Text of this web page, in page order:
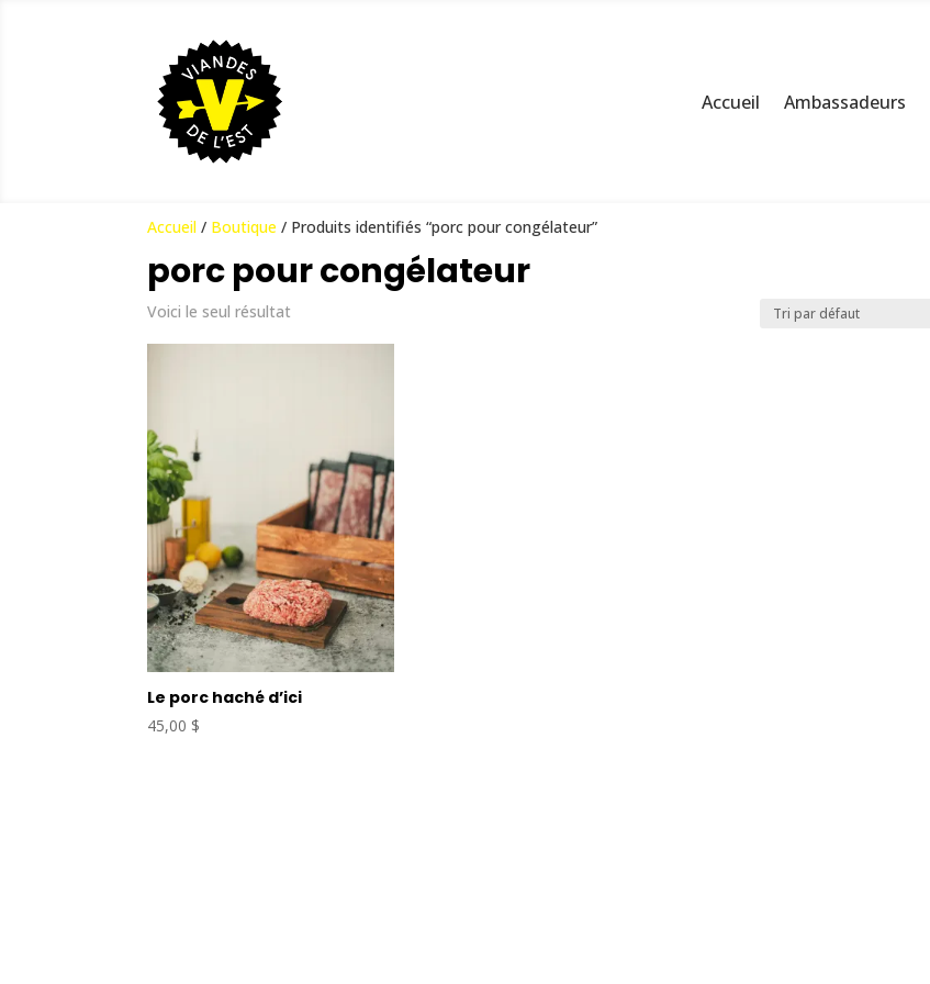
Accueil Ambassadeurs
Accueil / Boutique / Produits identifiés “porc pour congélateur”
porc pour congélateur
Voici le seul résultat
Le porc haché d’ici
45,00 $